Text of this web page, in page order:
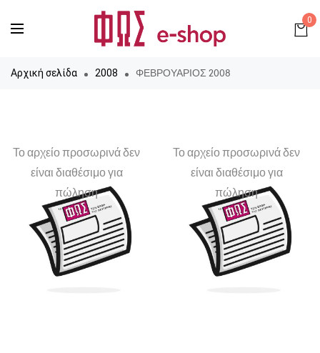
0
Αρχική σελίδα 2008 ΦΕΒΡΟΥΑΡΙΟΣ 2008
Το αρχείο προσωρινά δεν
είναι διαθέσιμο για
πώληση
Το αρχείο προσωρινά δεν
είναι διαθέσιμο για
πώληση